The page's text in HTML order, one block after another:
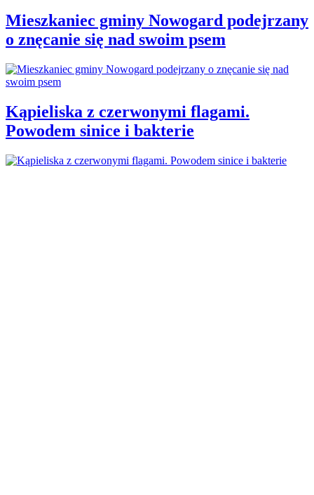
Mieszkaniec gminy Nowogard podejrzany
o znęcanie się nad swoim psem
Kąpieliska z czerwonymi flagami.
Powodem sinice i bakterie